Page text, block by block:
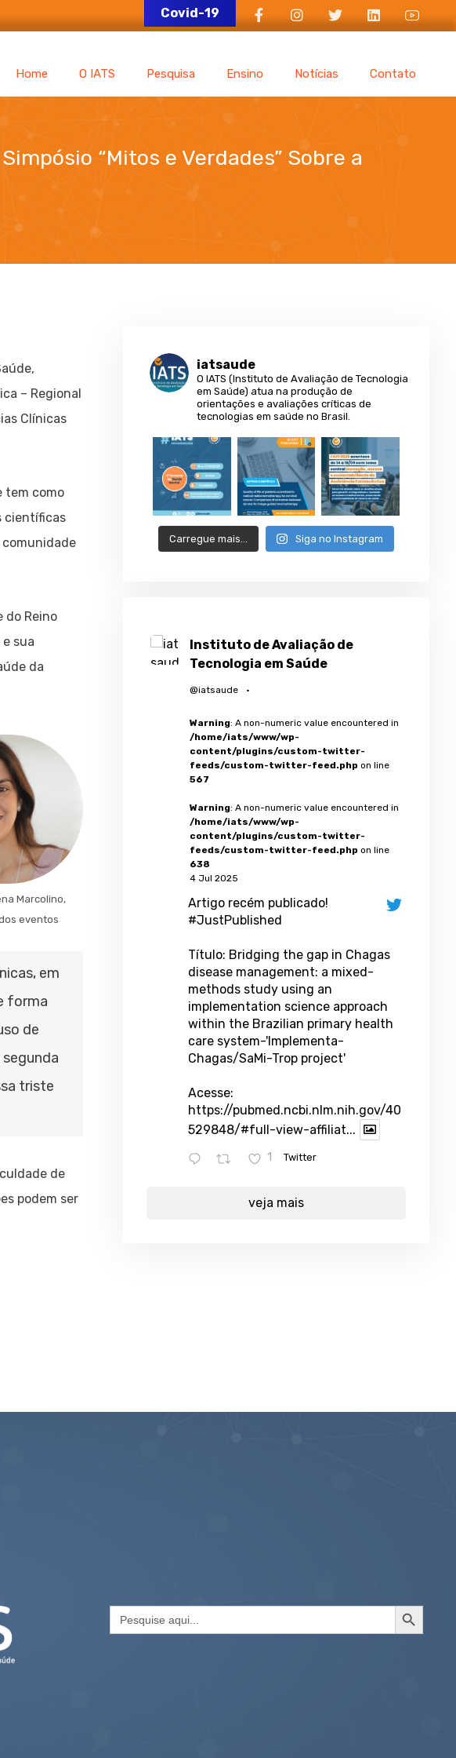
Covid-19
Home O IATS Pesquisa Ensino Notícias Contato
“Mitos e Verdades” Sobre a
"Mitos e Verdades" Sobre a Covid-19 ganham segunda edição
– Regional
Clínicas
tem como
científicas
comunidade
do Reino
sua
da
Marcolino,
eventos
em
forma
de
triste
de
podem ser
iatsaude
O IATS (Instituto de Avaliação de Tecnologia
em Saúde) atua na produção de
orientações e avaliações críticas de
tecnologias em saúde no Brasil.
Carregue mais… Siga no Instagram
Instituto de Avaliação de
Tecnologia em Saúde
@iatsaude ·
Warning: A non-numeric value encountered in
/home/iats/www/wp-
content/plugins/custom-twitter-
feeds/custom-twitter-feed.php on line
567
Warning: A non-numeric value encountered in
/home/iats/www/wp-
content/plugins/custom-twitter-
feeds/custom-twitter-feed.php on line
638
4 Jul 2025
Artigo recém publicado!
#JustPublished
Título: Bridging the gap in Chagas
disease management: a mixed-
methods study using an
implementation science approach
within the Brazilian primary health
care system-'Implementa-
Chagas/SaMi-Trop project'
Acesse:
https://pubmed.ncbi.nlm.nih.gov/40
529848/#full-view-affiliat...
1 Twitter
veja mais
Search
for:
Search Button